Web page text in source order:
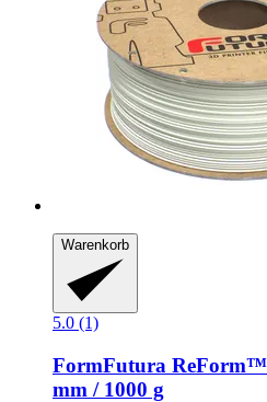
Warenkorb
5.0 (1)
FormFutura ReForm™
mm / 1000 g